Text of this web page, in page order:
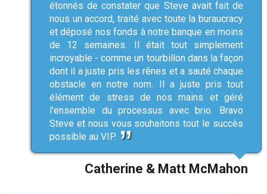
étonnés de constater que Steve avait fait de
nous un accord, traité avec toute la buraucracy
et déposé nos fonds à notre banque en moins
de 12 semaines. Il était tout simplement
incroyable - comme un tourbillon dans la façon
dont il a juste pris les rênes et a sauté chaque
obstacle en notre nom. Il a juste pris tout
élément de stress de nos mains et géré
l'ensemble du processus avec brio. Bravo
Steve et nous vous souhaitons tout le succès
possible au VIP.
Catherine & Matt McMahon